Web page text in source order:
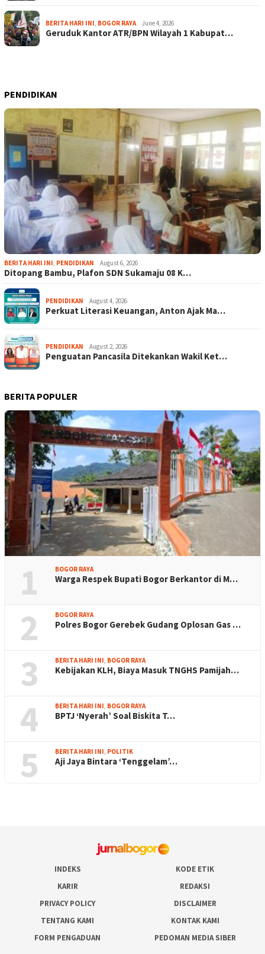
BERITA HARI INI, BOGOR RAYA June 4, 2026
Geruduk Kantor ATR/BPN Wilayah 1 Kabupat…
PENDIDIKAN
BERITA HARI INI, PENDIDIKAN August 6, 2026
Ditopang Bambu, Plafon SDN Sukamaju 08 K…
PENDIDIKAN August 4, 2026
Perkuat Literasi Keuangan, Anton Ajak Ma…
PENDIDIKAN August 2, 2026
Penguatan Pancasila Ditekankan Wakil Ket…
BERITA POPULER
1 BOGOR RAYA
Warga Respek Bupati Bogor Berkantor di M…
2 BOGOR RAYA
Polres Bogor Gerebek Gudang Oplosan Gas …
3 BERITA HARI INI BOGOR RAYA
Kebijakan KLH, Biaya Masuk TNGHS Pamijah…
4 BERITA HARI INI BOGOR RAYA
BPTJ ‘Nyerah’ Soal Biskita T…
5 BERITA HARI INI POLITIK
Aji Jaya Bintara ‘Tenggelam’…
INDEKS
KODE ETIK
KARIR
REDAKSI
PRIVACY POLICY
DISCLAIMER
TENTANG KAMI
KONTAK KAMI
FORM PENGADUAN
PEDOMAN MEDIA SIBER